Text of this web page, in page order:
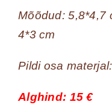
Mõõdud: 5,8*4,7
4*3 cm
Pildi osa
Alghind: 15 €